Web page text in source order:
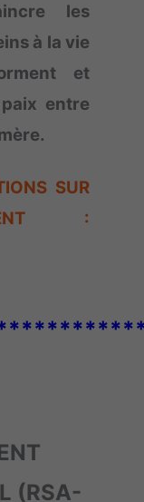
les
à la vie
et
entre
SUR
:
(RSA-